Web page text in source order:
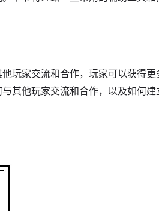
玩家交流和合作，玩家可以获得更
其他玩家交流和合作，以及如何建